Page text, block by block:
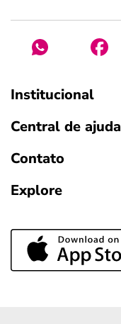
Institucional
Central de ajuda
Contato
Explore